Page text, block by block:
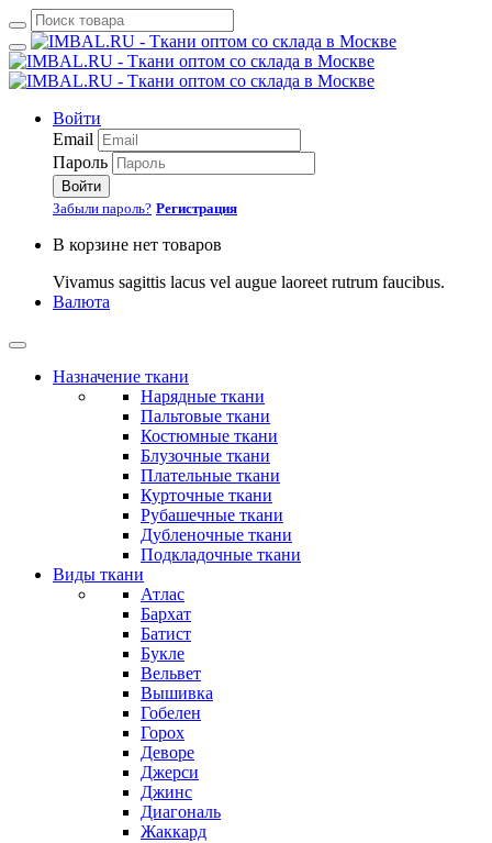
Войти
Email
Пароль
Войти
Забыли пароль? Регистрация
В корзине нет товаров
Vivamus sagittis lacus vel augue laoreet rutrum faucibus.
Валюта
Назначение ткани
Нарядные ткани
Пальтовые ткани
Костюмные ткани
Блузочные ткани
Плательные ткани
Курточные ткани
Рубашечные ткани
Дубленочные ткани
Подкладочные ткани
Виды ткани
Атлас
Бархат
Батист
Букле
Вельвет
Вышивка
Гобелен
Горох
Деворе
Джерси
Джинс
Диагональ
Жаккард